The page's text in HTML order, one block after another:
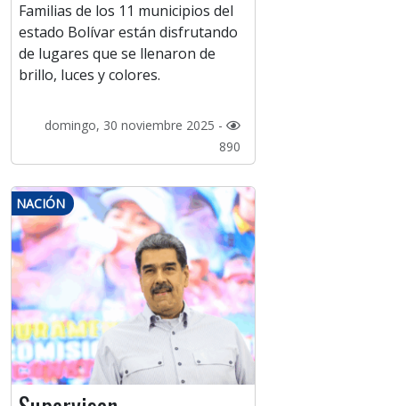
Familias de los 11 municipios del
estado Bolívar están disfrutando
de lugares que se llenaron de
brillo, luces y colores.
domingo, 30 noviembre 2025 -
890
NACIÓN